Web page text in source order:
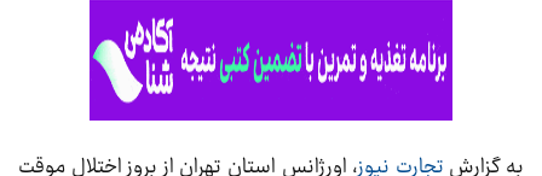
به گزارش تجارت نیوز، اورژانس استان تهران از بروز اختلال موقت